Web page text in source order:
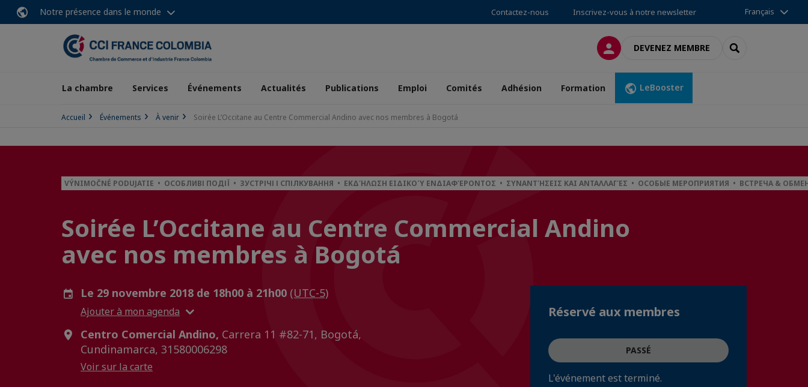
Notre présence dans le monde Contactez-nous Inscrivez-vous à notre newsletter Français
CONNEXIONDEVENEZ MEMBRE RECHERCHER
La chambre Services Événements Actualités Publications Emploi Comités Adhésion Formation LeBooster
Accueil Événements À venir Soirée L’Occitane au Centre Commercial Andino avec nos membres à Bogotá
VÝNIMOČNÉ PODUJATIE • ОСОБЛИВІ ПОДІЇ • ЗУСТРІЧІ І СПІЛКУВАННЯ • ΕΚΔΉΛΩΣΗ ΕΙΔΙΚΟΎ ΕΝΔΙΑΦΈΡΟΝΤΟΣ • ΣΥΝΑΝΤΉΣΕΙΣ ΚΑΙ ΑΝΤΑΛΛΑΓΈΣ • ОСОБЫЕ МЕРОПРИЯТИЯ • ВСТРЕЧА & ОБМЕН • 특별 행사 •
Soirée L’Occitane au Centre Commercial Andino
avec nos membres à Bogotá
Le 29 novembre 2018 de 18h00 à 21h00 (UTC-5)
Ajouter à mon agenda
Centro Comercial Andino, Carrera 11 #82-71, Bogotá,
Cundinamarca, 31580006298
Voir sur la carte
Réservé aux membres
PASSÉ
L'événement est terminé.